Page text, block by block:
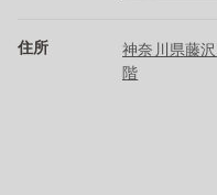
住所
神奈川県藤
階